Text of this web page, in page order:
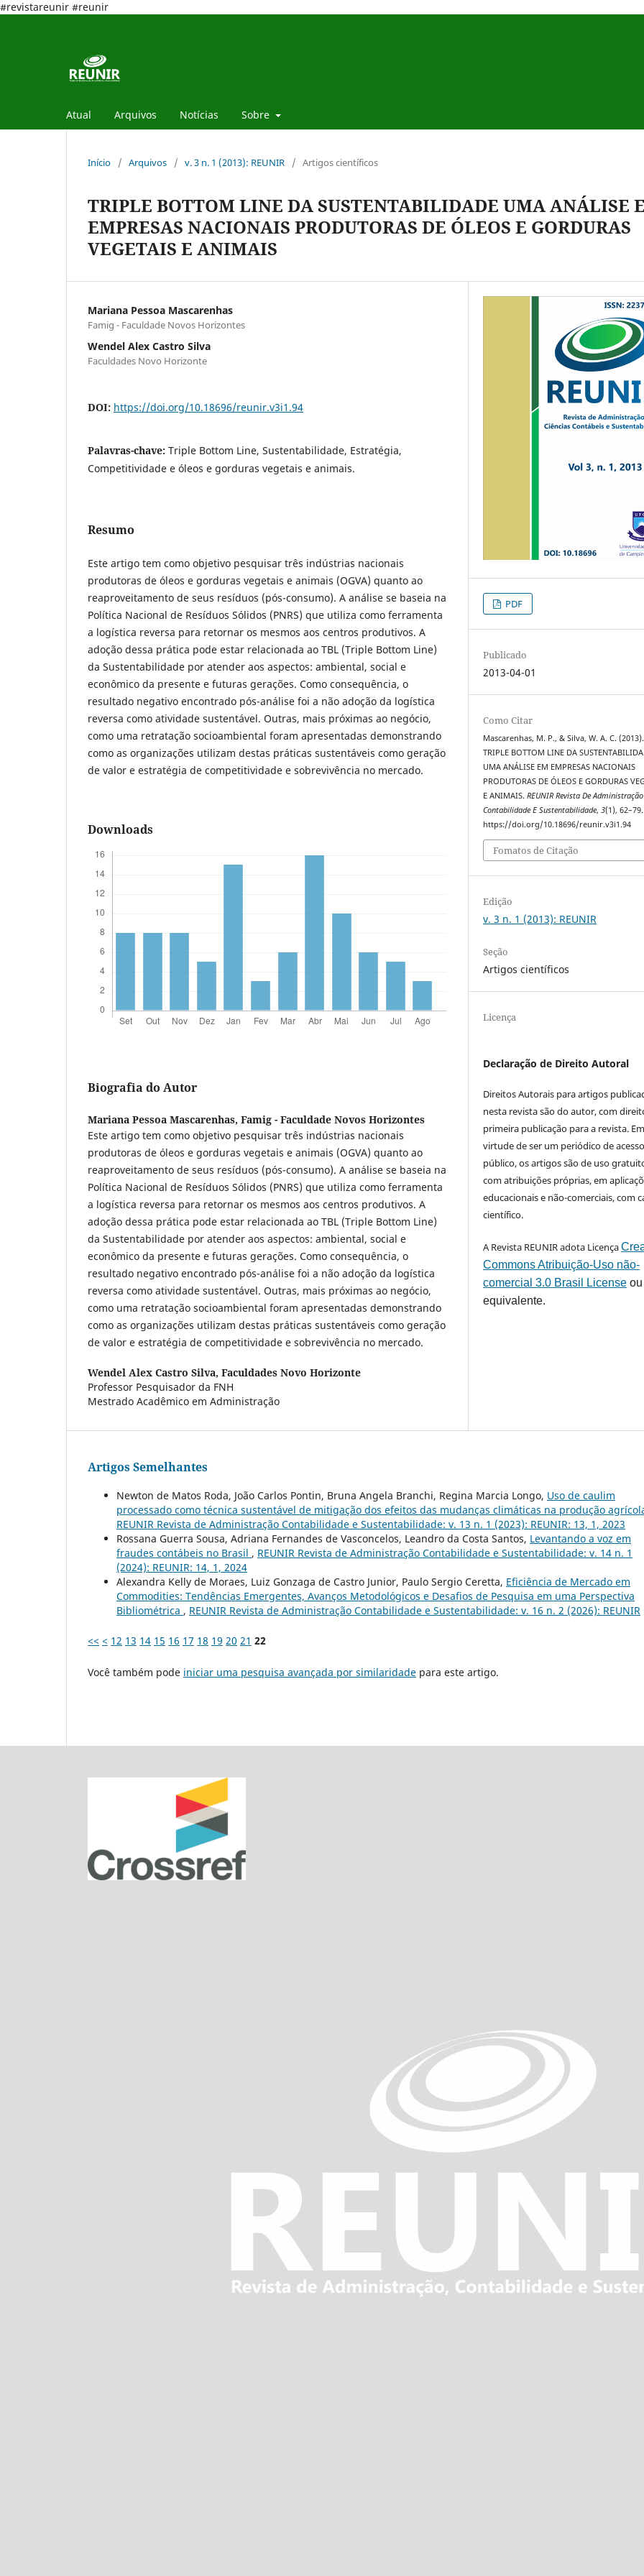
#revistareunir #reunir
Atual Arquivos Notícias Sobre
Início / Arquivos / v. 3 n. 1 (2013): REUNIR / Artigos científicos
TRIPLE BOTTOM LINE DA SUSTENTABILIDADE UMA ANÁLISE
EMPRESAS NACIONAIS PRODUTORAS DE ÓLEOS E GORDURAS
VEGETAIS E ANIMAIS
Mariana Pessoa Mascarenhas
Famig - Faculdade Novos Horizontes
Wendel Alex Castro Silva
Faculdades Novo Horizonte
DOI: https://doi.org/10.18696/reunir.v3i1.94
Palavras-chave: Triple Bottom Line, Sustentabilidade, Estratégia,
Competitividade e óleos e gorduras vegetais e animais.
Resumo
Este artigo tem como objetivo pesquisar três indústrias nacionais
produtoras de óleos e gorduras vegetais e animais (OGVA) quanto ao
reaproveitamento de seus resíduos (pós-consumo). A análise se baseia na
Política Nacional de Resíduos Sólidos (PNRS) que utiliza como ferramenta
a logística reversa para retornar os mesmos aos centros produtivos. A
adoção dessa prática pode estar relacionada ao TBL (Triple Bottom Line)
da Sustentabilidade por atender aos aspectos: ambiental, social e
econômico da presente e futuras gerações. Como consequência, o
resultado negativo encontrado pós-análise foi a não adoção da logística
reversa como atividade sustentável. Outras, mais próximas ao negócio,
como uma retratação socioambiental foram apresentadas demonstrando
como as organizações utilizam destas práticas sustentáveis como geração
de valor e estratégia de competitividade e sobrevivência no mercado.
Downloads
Biografia do Autor
Mariana Pessoa Mascarenhas, Famig - Faculdade Novos Horizontes
Este artigo tem como objetivo pesquisar três indústrias nacionais
produtoras de óleos e gorduras vegetais e animais (OGVA) quanto ao
reaproveitamento de seus resíduos (pós-consumo). A análise se baseia na
Política Nacional de Resíduos Sólidos (PNRS) que utiliza como ferramenta
a logística reversa para retornar os mesmos aos centros produtivos. A
adoção dessa prática pode estar relacionada ao TBL (Triple Bottom Line)
da Sustentabilidade por atender aos aspectos: ambiental, social e
econômico da presente e futuras gerações. Como consequência, o
resultado negativo encontrado pós-análise foi a não adoção da logística
reversa como atividade sustentável. Outras, mais próximas ao negócio,
como uma retratação socioambiental foram apresentadas demonstrando
como as organizações utilizam destas práticas sustentáveis como geração
de valor e estratégia de competitividade e sobrevivência no mercado.
Wendel Alex Castro Silva, Faculdades Novo Horizonte
Professor Pesquisador da FNH
Mestrado Acadêmico em Administração
PDF
Publicado
2013-04-01
Como Citar
Mascarenhas, M. P., & Silva, W. A. C. (2013).
TRIPLE BOTTOM LINE DA
UMA ANÁLISE EM EMPRESAS NACIONAIS
PRODUTORAS DE ÓLEOS E GORDURAS
E ANIMAIS.REUNIR Revista De Administração
Contabilidade E Sustentabilidade,3(1), 62–79.
https://doi.org/10.18696/reunir.v3i1.94
Fomatos de Citação
Edição
v. 3 n. 1 (2013): REUNIR
Seção
Artigos científicos
Licença
Declaração de Direito Autoral
Direitos Autorais para artigos
nesta revista são do autor, com
primeira publicação para a revista.
virtude de ser um periódico de
público, os artigos são de uso
com atribuições próprias, em
educacionais e não-comerciais, com
científico.
A Revista REUNIR adota Licença
Commons Atribuição-Uso não-
comercial 3.0 Brasil License
equivalente.
Artigos Semelhantes
Newton de Matos Roda, João Carlos Pontin, Bruna Angela Branchi, Regina Marcia Longo, Uso de caulim
processado como técnica sustentável de mitigação dos efeitos das mudanças climáticas na produção
REUNIR Revista de Administração Contabilidade e Sustentabilidade: v. 13 n. 1 (2023): REUNIR: 13, 1, 2023
Rossana Guerra Sousa, Adriana Fernandes de Vasconcelos, Leandro da Costa Santos, Levantando a voz em
fraudes contábeis no Brasil , REUNIR Revista de Administração Contabilidade e Sustentabilidade: v. 14 n. 1
(2024): REUNIR: 14, 1, 2024
Alexandra Kelly de Moraes, Luiz Gonzaga de Castro Junior, Paulo Sergio Ceretta, Eficiência de Mercado em
Commodities: Tendências Emergentes, Avanços Metodológicos e Desafios de Pesquisa em uma Perspectiva
Bibliométrica , REUNIR Revista de Administração Contabilidade e Sustentabilidade: v. 16 n. 2 (2026): REUNIR
<< < 12 13 14 15 16 17 18 19 20 21 22
Você também pode iniciar uma pesquisa avançada por similaridade para este artigo.